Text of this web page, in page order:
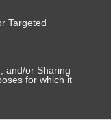
Targeted
and/or Sharing
for which it